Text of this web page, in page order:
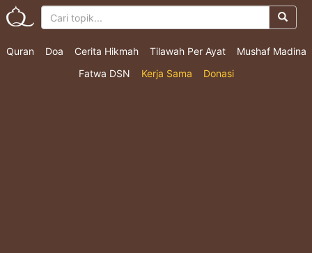
Quran Doa Cerita Hikmah Tilawah Per Ayat
Mushaf Madina
Fatwa DSN
Kerja Sama Donasi